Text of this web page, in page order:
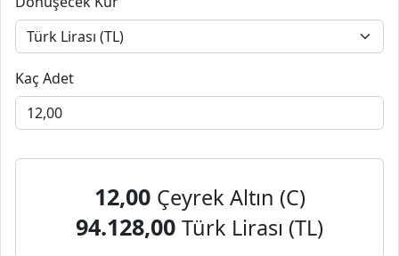
Kaç Adet
12,00 Çeyrek Altın (C)
94.128,00 Türk Lirası (TL)